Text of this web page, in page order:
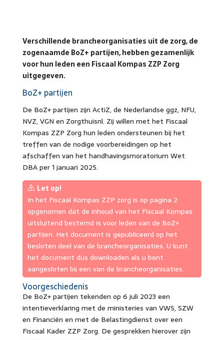
Verschillende brancheorganisaties uit de zorg, de
zogenaamde BoZ+ partijen, hebben gezamenlijk
voor hun leden een Fiscaal Kompas ZZP Zorg
uitgegeven.
BoZ+ partijen
De BoZ+ partijen zijn ActiZ, de Nederlandse ggz, NFU,
NVZ, VGN en Zorgthuisnl. Zij willen met het Fiscaal
Kompas ZZP Zorg hun leden ondersteunen bij het
treffen van de nodige voorbereidingen op het
afschaffen van het handhavingsmoratorium Wet
DBA per 1 januari 2025.
Let op!
In het Fiscaal Kompas ZZP zorg is op pagina 2
opgenomen dat de inhoud van het Fiscaal Kompas
uitsluitend bestemd is voor leden van de BoZ+
partijen. Het document is gepubliceerd op het
besloten deel van de brancheorganisaties. U kunt
het document dus downloaden als u bent
aangesloten bij een van de brancheorganisaties.
Voorgeschiedenis
De BoZ+ partijen tekenden op 6 juli 2023 een
intentieverklaring met de ministeries van VWS, SZW
en Financiën en met de Belastingdienst over een
Fiscaal Kader ZZP Zorg. De gesprekken hierover zijn